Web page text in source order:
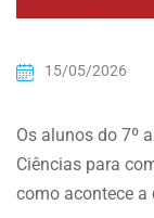
15/05/2026
Os alunos do 7º
Ciências para
como acontece a